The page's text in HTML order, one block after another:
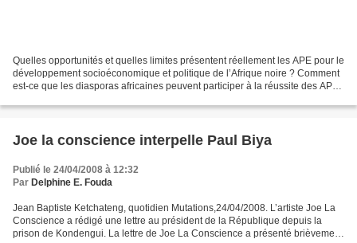
Quelles opportunités et quelles limites présentent réellement les APE pour le
développement socioéconomique et politique de l’Afrique noire ? Comment
est-ce que les diasporas africaines peuvent participer à la réussite des APE
Joe la conscience interpelle Paul Biya
Publié le 24/04/2008 à 12:32
Par Delphine E. Fouda
Jean Baptiste Ketchateng, quotidien Mutations,24/04/2008. L’artiste Joe La
Conscience a rédigé une lettre au président de la République depuis la
prison de Kondengui. La lettre de Joe La Conscience a présenté brièvement